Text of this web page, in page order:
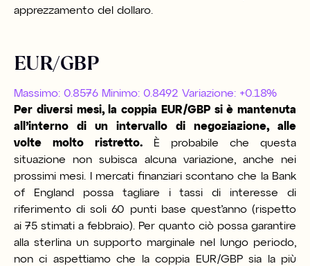
apprezzamento del dollaro.
EUR/GBP
Massimo: 0.8576 Minimo: 0.8492 Variazione: +0.18%
Per diversi mesi, la coppia EUR/GBP si è mantenuta
all’interno di un intervallo di negoziazione, alle
volte molto ristretto.
È probabile che questa
situazione non subisca alcuna variazione, anche nei
prossimi mesi. I mercati finanziari scontano che la Bank
of England possa tagliare i tassi di interesse di
riferimento di soli 60 punti base quest’anno (rispetto
ai 75 stimati a febbraio). Per quanto ciò possa garantire
alla sterlina un supporto marginale nel lungo periodo,
non ci aspettiamo che la coppia EUR/GBP sia la più